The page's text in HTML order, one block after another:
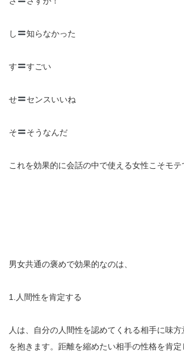
し 知らなかった
す すごい
せ センスいいね
そ そうなんだ
これを効果的に会話の中で使える女性こそモテ
男女共通の褒めで効果的なのは、
1.人間性を肯定する
人は、自分の人間性を認めてくれる相手に味
を抱きます。距離を縮めたい相手の性格を肯